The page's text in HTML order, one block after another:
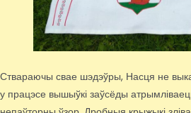
Ствараючы свае шэдэўры, Насця не
у працэсе вышыўкі заўсёды